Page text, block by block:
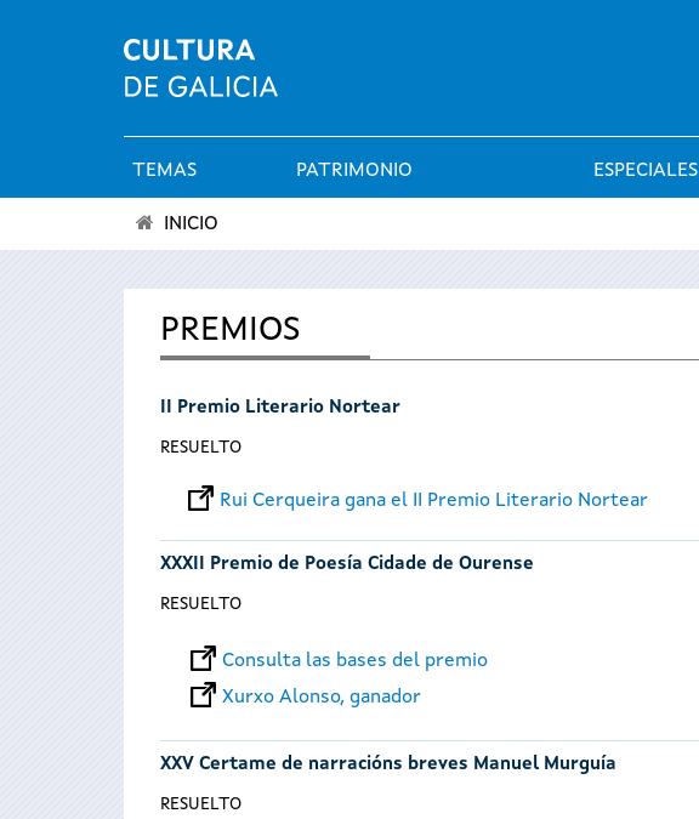
Menú
principal
TEMAS PATRIMONIO ESPECIALES
encuentra
aquí
INICIO
PREMIOS
II Premio Literario Nortear
RESUELTO
Rui Cerqueira gana el II Premio Literario Nortear
XXXII Premio de Poesía Cidade de Ourense
RESUELTO
Consulta las bases del premio
Xurxo Alonso, ganador
XXV Certame de narracións breves Manuel Murguía
RESUELTO